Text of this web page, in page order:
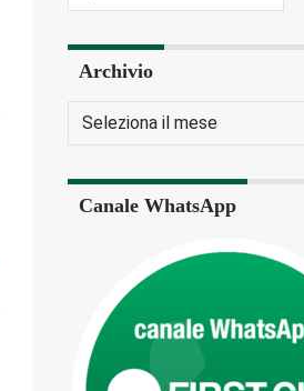
Archivio
Canale WhatsApp